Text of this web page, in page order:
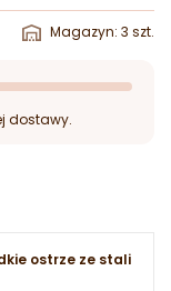
Magazyn: 3 szt.
dostawy.
ostrze ze stali